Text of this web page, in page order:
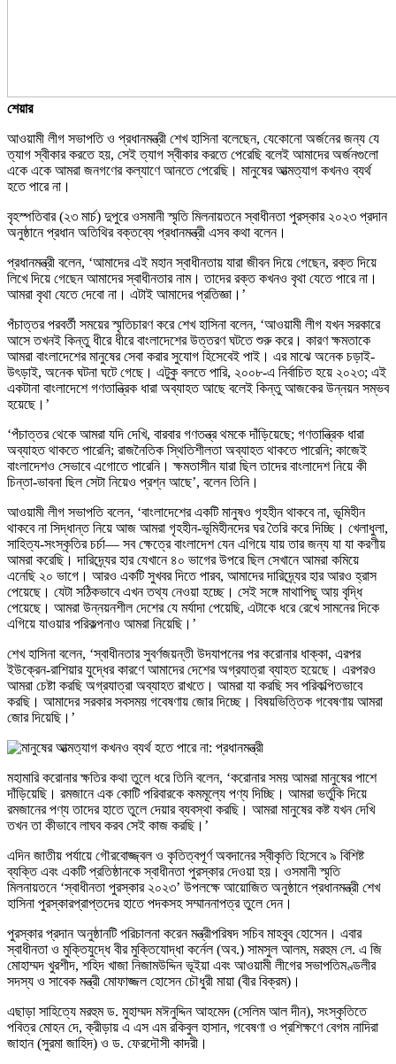
শেয়ার
আওয়ামী লীগ সভাপতি ও প্রধানমন্ত্রী শেখ হাসিনা বলেছেন, যেকোনো অর্জনের জন্য যে
ত্যাগ স্বীকার করতে হয়, সেই ত্যাগ স্বীকার করতে পেরেছি বলেই আমাদের অর্জনগুলো
একে একে আমরা জনগণের কল্যাণে আনতে পেরেছি। মানুষের আত্মত্যাগ কখনও ব্যর্থ
হতে পারে না।
বৃহস্পতিবার (২৩ মার্চ) দুপুরে ওসমানী স্মৃতি মিলনায়তনে স্বাধীনতা পুরস্কার ২০২৩ প্রদান
অনুষ্ঠানে প্রধান অতিথির বক্তব্যে প্রধানমন্ত্রী এসব কথা বলেন।
প্রধানমন্ত্রী বলেন, ‘আমাদের এই মহান স্বাধীনতায় যারা জীবন দিয়ে গেছেন, রক্ত দিয়ে
লিখে দিয়ে গেছেন আমাদের স্বাধীনতার নাম। তাদের রক্ত কখনও বৃথা যেতে পারে না।
আমরা বৃথা যেতে দেবো না। এটাই আমাদের প্রতিজ্ঞা।’
পঁচাত্তর পরবর্তী সময়ের স্মৃতিচারণ করে শেখ হাসিনা বলেন, ‘আওয়ামী লীগ যখন সরকারে
আসে তখনই কিন্তু ধীরে ধীরে বাংলাদেশের উত্তরণ ঘটতে শুরু করে। কারণ ক্ষমতাকে
আমরা বাংলাদেশের মানুষের সেবা করার সুযোগ হিসেবেই পাই। এর মাঝে অনেক চড়াই-
উৎড়াই, অনেক ঘটনা ঘটে গেছে। এটুকু বলতে পারি, ২০০৮-এ নির্বাচিত হয়ে ২০২৩; এই
একটানা বাংলাদেশে গণতান্ত্রিক ধারা অব্যাহত আছে বলেই কিন্তু আজকের উন্নয়ন সম্ভব
হয়েছে।’
‘পঁচাত্তর থেকে আমরা যদি দেখি, বারবার গণতন্ত্র থমকে দাঁড়িয়েছে; গণতান্ত্রিক ধারা
অব্যাহত থাকতে পারেনি; রাজনৈতিক স্থিতিশীলতা অব্যাহত থাকতে পারেনি; কাজেই
বাংলাদেশও সেভাবে এগোতে পারেনি। ক্ষমতাসীন যারা ছিল তাদের বাংলাদেশ নিয়ে কী
চিন্তা-ভাবনা ছিল সেটা নিয়েও প্রশ্ন আছে’, বলেন তিনি।
আওয়ামী লীগ সভাপতি বলেন, ‘বাংলাদেশের একটি মানুষও গৃহহীন থাকবে না, ভূমিহীন
থাকবে না সিদ্ধান্ত নিয়ে আজ আমরা গৃহহীন-ভূমিহীনদের ঘর তৈরি করে দিচ্ছি। খেলাধুলা,
সাহিত্য-সংস্কৃতির চর্চা— সব ক্ষেত্রে বাংলাদেশ যেন এগিয়ে যায় তার জন্য যা যা করণীয়
আমরা করেছি। দারিদ্র্যের হার যেখানে ৪০ ভাগের উপরে ছিল সেখানে আমরা কমিয়ে
এনেছি ২০ ভাগে। আরও একটি সুখবর দিতে পারব, আমাদের দারিদ্র্যের হার আরও হ্রাস
পেয়েছে। যেটা সঠিকভাবে এখন তথ্য নেওয়া হচ্ছে। সেই সঙ্গে মাথাপিছু আয় বৃদ্ধি
পেয়েছে। আমরা উন্নয়নশীল দেশের যে মর্যাদা পেয়েছি, এটাকে ধরে রেখে সামনের দিকে
এগিয়ে যাওয়ার পরিকল্পনাও আমরা নিয়েছি।’
শেখ হাসিনা বলেন, ‘স্বাধীনতার সুবর্ণজয়ন্তী উদযাপনের পর করোনার ধাক্কা, এরপর
ইউক্রেন-রাশিয়ার যুদ্ধের কারণে আমাদের দেশের অগ্রযাত্রা ব্যাহত হয়েছে। এরপরও
আমরা চেষ্টা করছি অগ্রযাত্রা অব্যাহত রাখতে। আমরা যা করছি সব পরিকল্পিতভাবে
করছি। আমাদের সরকার সবসময় গবেষণায় জোর দিচ্ছে। বিষয়ভিত্তিক গবেষণায় আমরা
জোর দিয়েছি।’
মহামারি করোনার ক্ষতির কথা তুলে ধরে তিনি বলেন, ‘করোনার সময় আমরা মানুষের পাশে
দাঁড়িয়েছি। রমজানে এক কোটি পরিবারকে কমমূল্যে পণ্য দিচ্ছি। আমরা ভর্তুকি দিয়ে
রমজানের পণ্য তাদের হাতে তুলে দেয়ার ব্যবস্থা করছি। আমরা মানুষের কষ্ট যখন দেখি
তখন তা কীভাবে লাঘব করব সেই কাজ করছি।’
এদিন জাতীয় পর্যায়ে গৌরবোজ্জ্বল ও কৃতিত্বপূর্ণ অবদানের স্বীকৃতি হিসেবে ৯ বিশিষ্ট
ব্যক্তি এবং একটি প্রতিষ্ঠানকে স্বাধীনতা পুরস্কার দেওয়া হয়। ওসমানী স্মৃতি
মিলনায়তনে ‘স্বাধীনতা পুরস্কার ২০২৩’ উপলক্ষে আয়োজিত অনুষ্ঠানে প্রধানমন্ত্রী শেখ
হাসিনা পুরস্কারপ্রাপ্তদের হাতে পদকসহ সম্মাননাপত্র তুলে দেন।
পুরস্কার প্রদান অনুষ্ঠানটি পরিচালনা করেন মন্ত্রীপরিষদ সচিব মাহবুব হোসেন। এবার
স্বাধীনতা ও মুক্তিযুদ্ধে বীর মুক্তিযোদ্ধা কর্নেল (অব.) সামসুল আলম, মরহুম লে. এ জি
মোহাম্মদ খুরশীদ, শহিদ খাজা নিজামউদ্দিন ভূইয়া এবং আওয়ামী লীগের সভাপতিমণ্ডলীর
সদস্য ও সাবেক মন্ত্রী মোফাজ্জল হোসেন চৌধুরী মায়া (বীর বিক্রম)।
এছাড়া সাহিত্যে মরহুম ড. মুহাম্মদ মঈনুদ্দিন আহমেদ (সেলিম আল দীন), সংস্কৃতিতে
পবিত্র মোহন দে, ক্রীড়ায় এ এস এম রকিবুল হাসান, গবেষণা ও প্রশিক্ষণে বেগম নাদিরা
জাহান (সুরমা জাহিদ) ও ড. ফেরদৌসী কাদরী।